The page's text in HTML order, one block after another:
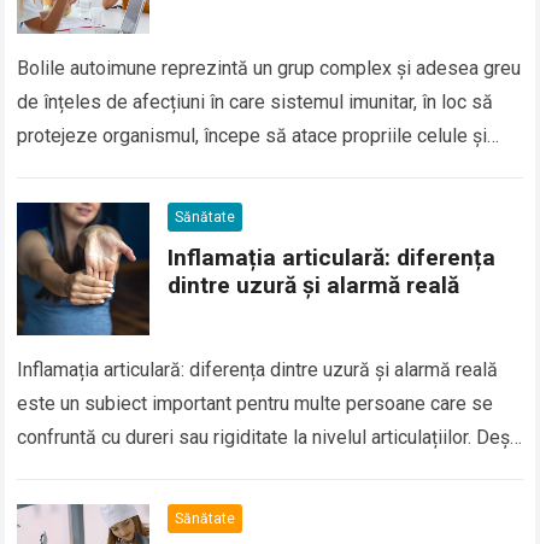
Bolile autoimune reprezintă un grup complex și adesea greu
de înțeles de afecțiuni în care sistemul imunitar, în loc să
protejeze organismul, începe să atace propriile celule și
Sănătate
Inflamația articulară: diferența
dintre uzură și alarmă reală
Inflamația articulară: diferența dintre uzură și alarmă reală
este un subiect important pentru multe persoane care se
confruntă cu dureri sau rigiditate la nivelul articulațiilor. Deși
Sănătate